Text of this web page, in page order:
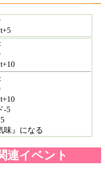
-5
味』になる
連イベント